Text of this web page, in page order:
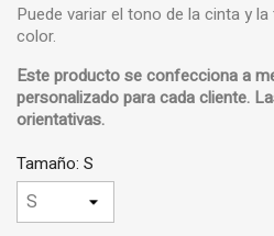
Puede variar el tono de la cinta y
color.
Este producto se confecciona a
personalizadopara cada cliente.
orientativas.
Tamaño: S